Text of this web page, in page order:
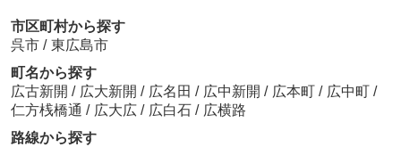
市区町村から探す
呉市 / 東広島市
町名から探す
広古新開 / 広大新開 / 広名田 / 広中新開 / 広本町 / 広中町 /
仁方桟橋通 / 広大広 / 広白石 / 広横路
路線から探す